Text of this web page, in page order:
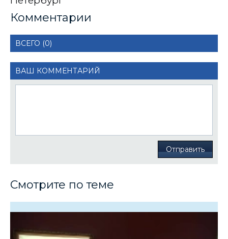
Комментарии
ВСЕГО (0)
ВАШ КОММЕНТАРИЙ
Отправить
Смотрите по теме